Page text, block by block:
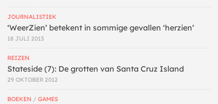
JOURNALISTIEK
‘WeerZien’ betekent in sommige gevallen ‘herzien’
18 JULI 2013
REIZEN
Stateside (7): De grotten van Santa Cruz Island
29 OKTOBER 2012
BOEKEN / GAMES